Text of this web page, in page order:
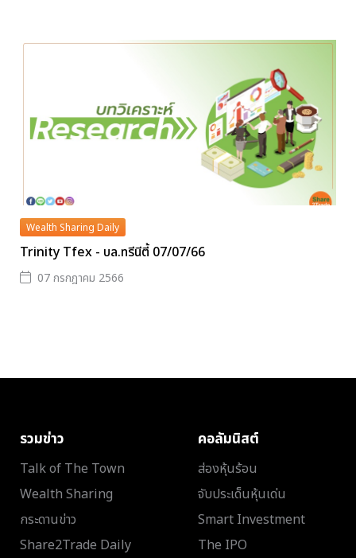
Wealth Sharing Daily
Trinity Tfex - บล.ทรีนีตี้ 07/07/66
07 กรกฎาคม 2566
รวมข่าว
Talk of The Town
Wealth Sharing
กระดานข่าว
Share2Trade Daily
คอลัมนิสต์
ส่องหุ้นร้อน
จับประเด็นหุ้นเด่น
Smart Investment
The IPO